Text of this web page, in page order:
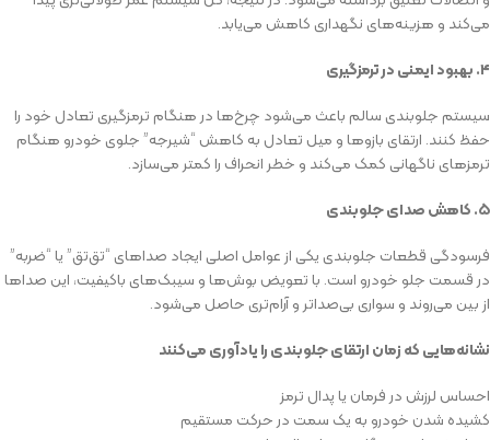
می‌کند و هزینه‌های نگهداری کاهش می‌یابد.
۴.بهبود ایمنی در ترمزگیری
سیستم جلوبندی سالم باعث می‌شود چرخ‌ها در هنگام ترمزگیری تعادل خود را
حفظ کنند. ارتقای بازوها و میل تعادل به کاهش “شیرجه” جلوی خودرو هنگام
ترمزهای ناگهانی کمک می‌کند و خطر انحراف را کمتر می‌سازد.
۵.کاهش صدای جلوبندی
فرسودگی قطعات جلوبندی یکی از عوامل اصلی ایجاد صداهای “تق‌تق” یا “ضربه”
در قسمت جلو خودرو است. با تعویض بوش‌ها و سیبک‌های باکیفیت، این صداها
از بین می‌روند و سواری بی‌صداتر و آرام‌تری حاصل می‌شود.
نشانه‌هایی که زمان ارتقای جلوبندی را یادآوری می‌کنند
احساس لرزش در فرمان یا پدال ترمز
کشیده شدن خودرو به یک سمت در حرکت مستقیم